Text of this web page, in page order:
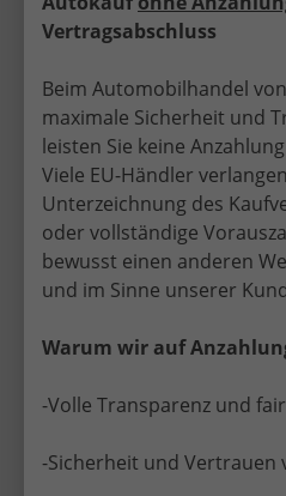
Sicher, seriös und
Mit über 30 Jahren
Forst eine umfangreiche
Vertragsabschluss
Beim Automobilhandel
maximale Sicherheit und
leisten Sie keine
Viele EU-Händler
Unterzeichnung des
oder vollständige
bewusst einen anderen
und im Sinne unserer
Warum wir auf
-Volle Transparenz und
-Sicherheit und Vertrauen